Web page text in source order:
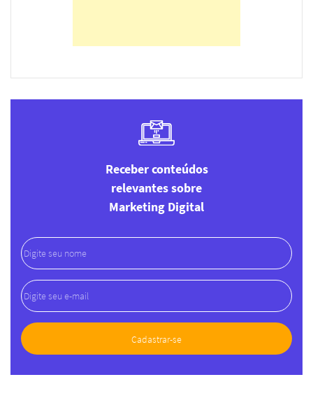
Receber conteúdos
relevantes sobre
Marketing Digital